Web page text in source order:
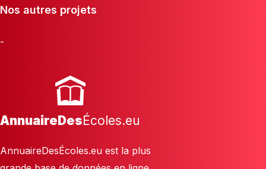
Nos autres projets
-
AnnuaireDesÉcoles.eu
AnnuaireDesÉcoles.eu est la plus